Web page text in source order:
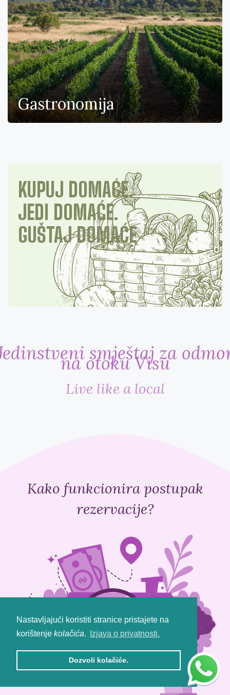
Nastavljajući koristiti stranice pristajete na
korištenje kolačića. Izjava o privatnosti.
Dozvoli kolačiće.
Gastronomija
KUPUJ DOMAĆE.
JEDI DOMAĆE.
GUŠTAJ DOMAĆE
smještaj za
na otoku Visu
Live like a local
Kako funkcionira postupak
rezervacije?